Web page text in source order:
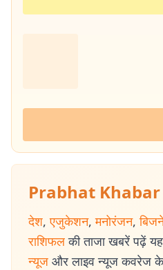
Prabhat Khabar
देश, एजुकेशन, मनोरंजन,
राशिफल की ताजा खबरें पढ़ें
न्यूज और लाइव न्यूज कवरेज के